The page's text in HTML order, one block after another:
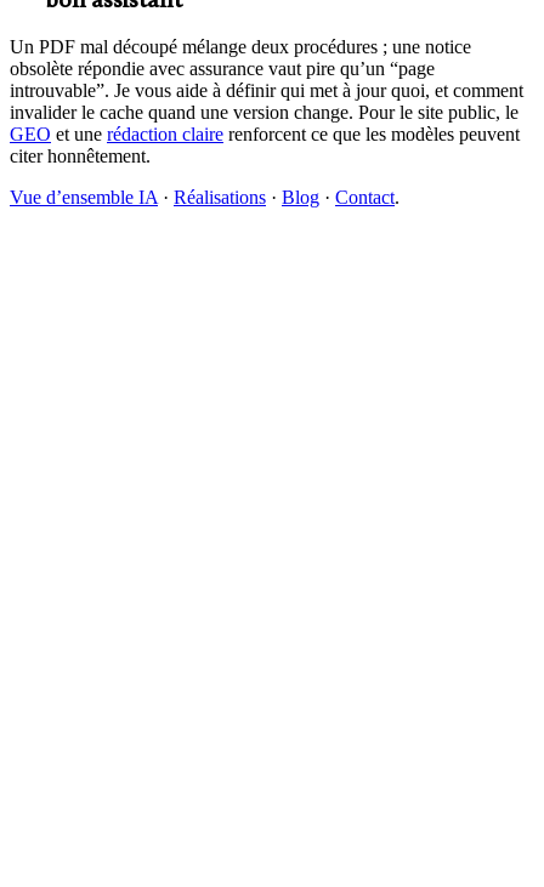
Un PDF mal découpé mélange deux procédures ; une notice
obsolète répondie avec assurance vaut pire qu’un “page
introuvable”. Je vous aide à définir qui met à jour quoi, et comment
invalider le cache quand une version change. Pour le site public, le
GEO et une rédaction claire renforcent ce que les modèles peuvent
citer honnêtement.
Vue d’ensemble IA · Réalisations · Blog · Contact.